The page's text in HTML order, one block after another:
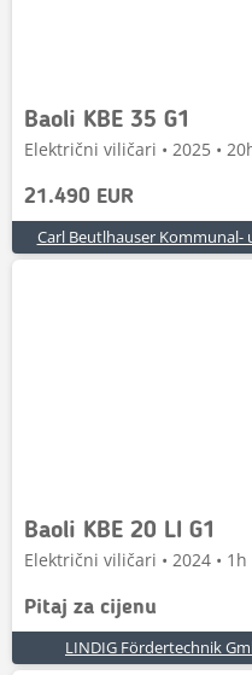
Baoli KBE 35 G1
Električni viličari • 2025 •
21.490 EUR
Carl Beutlhauser Kommunal-
Baoli KBE 20 LI G1
Električni viličari • 2024 • 1h
Pitaj za cijenu
LINDIG Fördertechnik